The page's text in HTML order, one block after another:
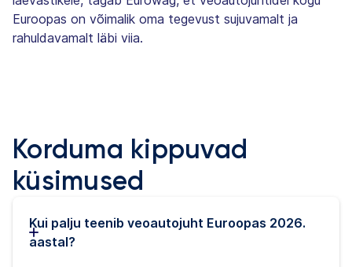
Euroopas on võimalik oma tegevust sujuvamalt ja
rahuldavamalt läbi viia.
Korduma kippuvad
küsimused
Kui palju teenib veoautojuht Euroopas 2026.
aastal?